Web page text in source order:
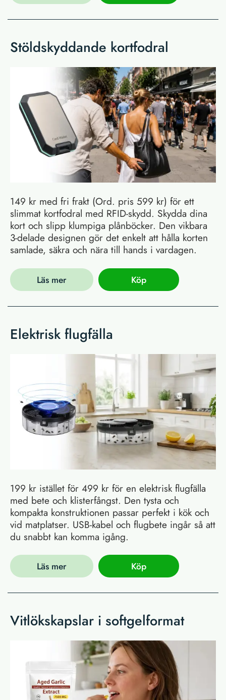
Stöldskyddande kortfodral
149 kr med fri frakt (Ord. pris 599 kr) för ett
slimmat kortfodral med RFID-skydd. Skydda dina
kort och slipp klumpiga plånböcker. Den vikbara
3-delade designen gör det enkelt att hålla korten
samlade, säkra och nära till hands i vardagen.
Läs mer Köp
Elektrisk flugfälla
199 kr istället för 499 kr för en elektrisk flugfälla
med bete och klisterfångst. Den tysta och
kompakta konstruktionen passar perfekt i kök och
vid matplatser. USB-kabel och flugbete ingår så att
du snabbt kan komma igång.
Läs mer Köp
Vitlökskapslar i softgelformat